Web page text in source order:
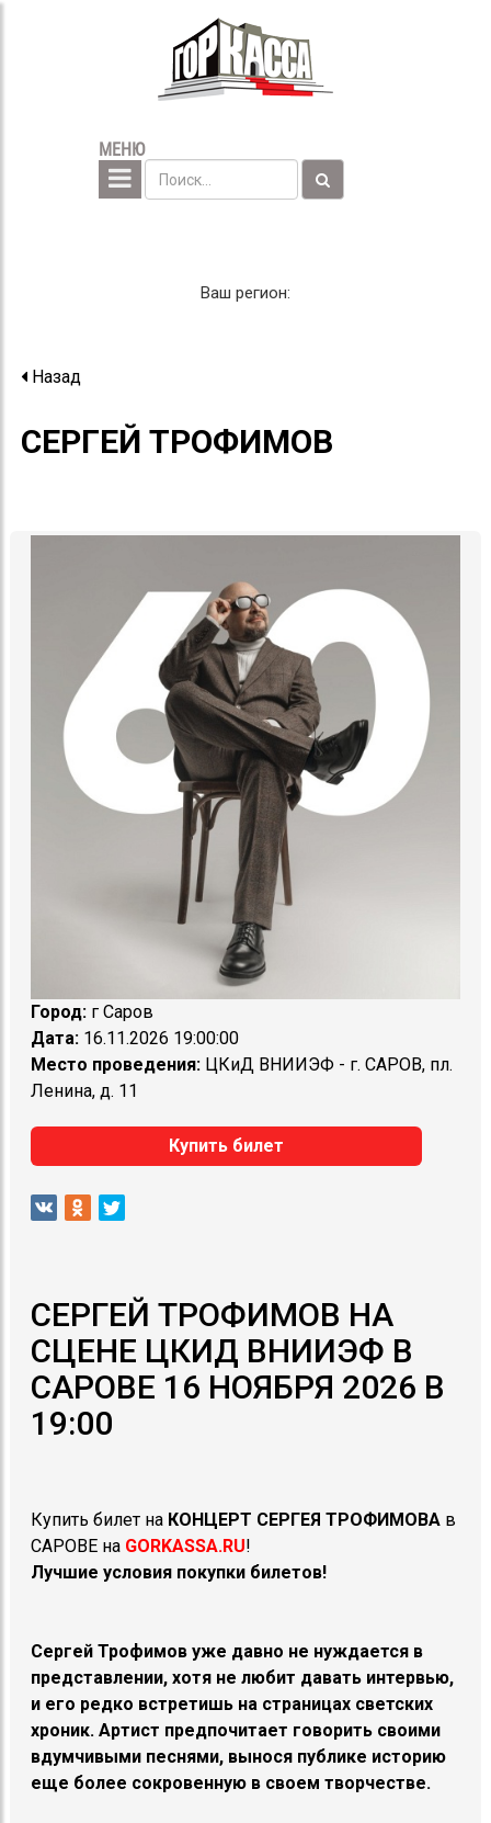
МЕНЮ
Ваш регион:
Назад
СЕРГЕЙ ТРОФИМОВ
Город: г Саров
Дата: 16.11.2026 19:00:00
Место проведения: ЦКиД ВНИИЭФ - г. САРОВ, пл.
Ленина, д. 11
Купить билет
СЕРГЕЙ ТРОФИМОВ НА
СЦЕНЕ ЦКИД ВНИИЭФ В
САРОВЕ 16 НОЯБРЯ 2026 В
19:00
Купить билет на КОНЦЕРТ СЕРГЕЯ ТРОФИМОВА в
САРОВЕ на GORKASSA.RU!
Лучшие условия покупки билетов!
Сергей Трофимов уже давно не нуждается в
представлении, хотя не любит давать интервью,
и его редко встретишь на страницах светских
хроник. Артист предпочитает говорить своими
вдумчивыми песнями, вынося публике историю
еще более сокровенную в своем творчестве.